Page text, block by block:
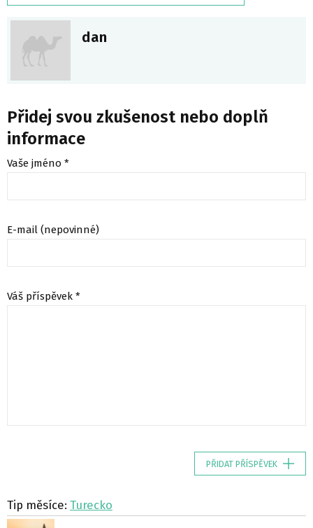
dan
Přidej svou zkušenost nebo doplň
informace
Vaše jméno *
E-mail (nepovinné)
Váš příspěvek *
PŘIDAT PŘÍSPĚVEK
Tip měsíce: Turecko